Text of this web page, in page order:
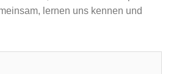
lernen uns kennen und